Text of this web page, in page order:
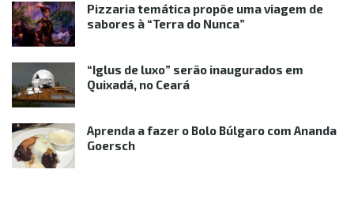
Pizzaria temática propõe uma viagem de
sabores à “Terra do Nunca”
“Iglus de luxo” serão inaugurados em
Quixadá, no Ceará
Aprenda a fazer o Bolo Búlgaro com Ananda
Goersch